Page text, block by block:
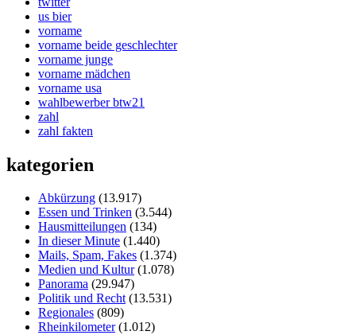
us bier
vorname
vorname beide geschlechter
vorname junge
vorname mädchen
vorname usa
wahlbewerber btw21
zahl
zahl fakten
kategorien
Abkürzung (13.917)
Essen und Trinken (3.544)
Hausmitteilungen (134)
In dieser Minute (1.440)
Mails, Spam, Fakes (1.374)
Medien und Kultur(1.078)
Panorama (29.947)
Politik und Recht(13.531)
Regionales (809)
Rheinkilometer(1.012)